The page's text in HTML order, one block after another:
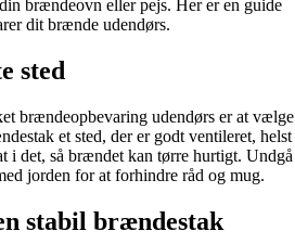
brændeovn eller pejs. Her er en guide
dit brænde udendørs.
sted
brændeopbevaring udendørs er at vælge
et sted, der er godt ventileret, helst
i det, så brændet kan tørre hurtigt. Undgå
jorden for at forhindre råd og mug.
stabil brændestak